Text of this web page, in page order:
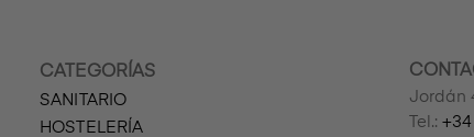
CATEGORÍAS
SANITARIO
HOSTELERÍA
Jordán
Tel.: